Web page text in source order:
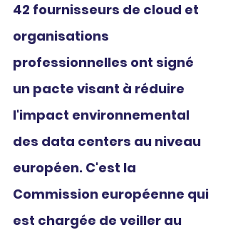
42 fournisseurs de cloud et
organisations
professionnelles ont signé
un pacte visant à réduire
l'impact environnemental
des data centers au niveau
européen. C'est la
Commission européenne qui
est chargée de veiller au